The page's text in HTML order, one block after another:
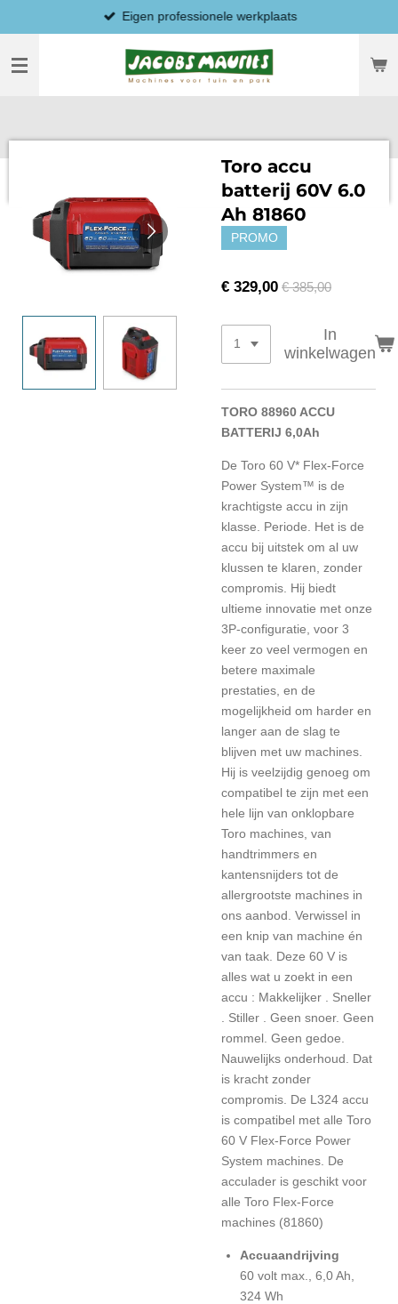
direct
naar
hoofdinhoud
Eigen professionele werkplaats
Toro accu
batterij 60V 6.0
Ah 81860
PROMO
€ 329,00 € 385,00
In
winkelwagen
TORO 88960 ACCU
BATTERIJ 6,0Ah
De Toro 60 V* Flex-Force
Power System™ is de
krachtigste accu in zijn
klasse. Periode. Het is de
accu bij uitstek om al uw
klussen te klaren, zonder
compromis. Hij biedt
ultieme innovatie met onze
3P-configuratie, voor 3
keer zo veel vermogen en
betere maximale
prestaties, en de
mogelijkheid om harder en
langer aan de slag te
blijven met uw machines.
Hij is veelzijdig genoeg om
compatibel te zijn met een
hele lijn van onklopbare
Toro machines, van
handtrimmers en
kantensnijders tot de
allergrootste machines in
ons aanbod. Verwissel in
een knip van machine én
van taak. Deze 60 V is
alles wat u zoekt in een
accu : Makkelijker . Sneller
. Stiller . Geen snoer. Geen
rommel. Geen gedoe.
Nauwelijks onderhoud. Dat
is kracht zonder
compromis. De L324 accu
is compatibel met alle Toro
60 V Flex-Force Power
System machines. De
acculader is geschikt voor
alle Toro Flex-Force
machines (81860)
Accuaandrijving
60 volt max., 6,0 Ah,
324 Wh